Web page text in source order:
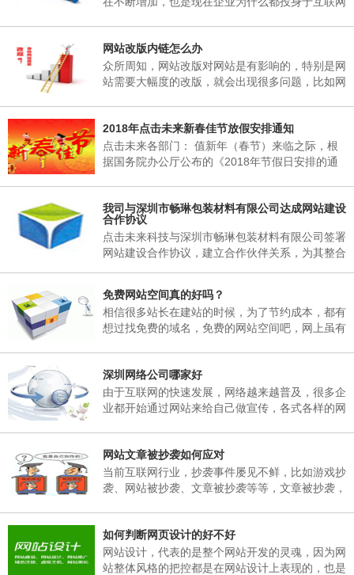
个方...
收益。那么，怎样设计网站更能突出企业形象呢?
网站改版内链怎么办
众所周知，网站改版对网站是有影响的，特别是网
站需要大幅度的改版，就会出现很多问题，比如网
的URL，如果URL更改了，相当于重新做了一个网
站。
2018年点击未来新春佳节放假安排通知
点击未来各部门： 值新年（春节）来临之际，根
据国务院办公厅公布的《2018年节假日安排的通
下： 一、春节放假时间：为02月06日至02月25
日，02月25日(星期天)正常上班。 二、各部门接
通知后，妥善安排好值班工作，并将各部门值班表
于2018年02月06日下午17：00以前报公司办公
室。 三、各部门要...
我司与深圳市畅琳包装材料有限公司达成网站建设
合作协议
点击未来科技与深圳市畅琳包装材料有限公司签署
网站建设合作协议，建立合作伙伴关系，为其整合
免费网站空间真的好吗？
相信很多站长在建站的时候，为了节约成本，都有
想过找免费的域名，免费的网站空间吧，网上虽有
空间有哪些弊端。
深圳网络公司哪家好
由于互联网的快速发展，网络越来越普及，很多企
业都开始通过网站来给自己做宣传，各式各样的网
个专业的网络公司制作，那么，深圳网络公司哪家
好呢？
网站文章被抄袭如何应对
当前互联网行业，抄袭事件屡见不鲜，比如游戏抄
袭、网站被抄袭、文章被抄袭等等，文章被抄袭，
袭，我们该如何应对呢？
如何判断网页设计的好不好
网站设计，代表的是整个网站开发的灵魂，因为网
站整体风格的把控都是在网站设计上表现的，也是